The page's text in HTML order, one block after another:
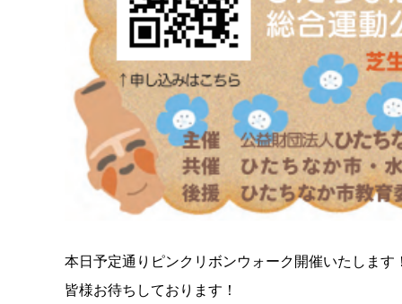
本日予定通りピンクリボンウォーク開催いたします
皆様お待ちしております！